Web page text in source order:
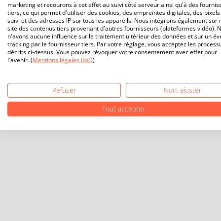
marketing et recourons à cet effet au suivi côté serveur ainsi qu'à des
tiers, ce qui permet d'utiliser des cookies, des empreintes digitales, des
suivi et des adresses IP sur tous les appareils. Nous intégrons également sur
site des contenus tiers provenant d'autres fournisseurs (plateformes vidéo).
n'avons aucune influence sur le traitement ultérieur des données et sur un
tracking par le fournisseur tiers. Par votre réglage, vous acceptez les
décrits ci-dessus. Vous pouvez révoquer votre consentement avec effet pour
l'avenir. (Mentions légales BoD)
Refuser
Non, ajuster
Tout accepter